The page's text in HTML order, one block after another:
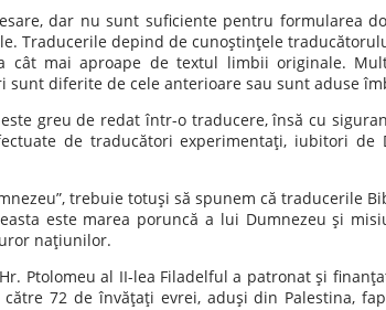
dar nu sunt suficiente pentru formularea
Traducerile depind de cunoştinţele
cât mai aproape de textul limbii originale.
sunt diferite de cele anterioare sau sunt aduse
greu de redat într-o traducere, însă cu
de traducători experimentaţi, iubitori de
trebuie totuşi să spunem că traducerile
este marea poruncă a lui Dumnezeu şi
naţiunilor.
Ptolomeu al II-lea Filadelful a patronat şi
72 de învăţaţi evrei, aduşi din Palestina,